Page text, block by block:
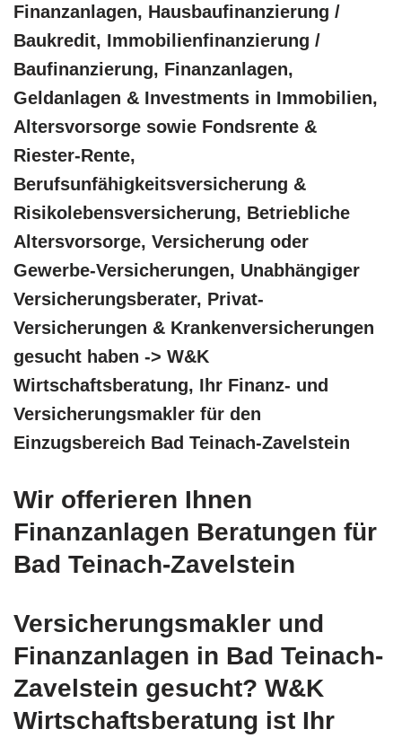
Finanzanlagen, Hausbaufinanzierung /
Baukredit, Immobilienfinanzierung /
Baufinanzierung, Finanzanlagen,
Geldanlagen & Investments in Immobilien,
Altersvorsorge sowie Fondsrente &
Riester-Rente,
Berufsunfähigkeitsversicherung &
Risikolebensversicherung, Betriebliche
Altersvorsorge, Versicherung oder
Gewerbe-Versicherungen, Unabhängiger
Versicherungsberater, Privat-
Versicherungen & Krankenversicherungen
gesucht haben -> W&K
Wirtschaftsberatung, Ihr Finanz- und
Versicherungsmakler für den
Einzugsbereich Bad Teinach-Zavelstein
Wir offerieren Ihnen
Finanzanlagen Beratungen für
Bad Teinach-Zavelstein
Versicherungsmakler und
Finanzanlagen in Bad Teinach-
Zavelstein gesucht? W&K
Wirtschaftsberatung ist Ihr